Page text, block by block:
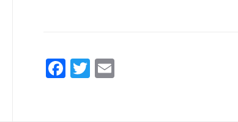
Facebook
Twitter